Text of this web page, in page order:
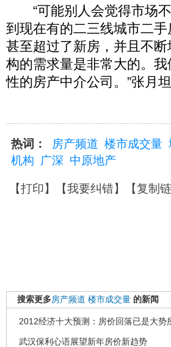
“可能别人会觉得市场不
到现在有的二三线城市二
甚至超过了新房，并且不
构的需求量是非常大的。
性的房产中介公司。”张月坦
热词： 房产频道 楼市成交量
机构
广深 中原地产
【打印】【我要纠错】【复制
搜索更多房产频道 楼市成交量 的新闻
2012经济十大预测：房价回落已是大势
武汉保利心语展望新年房价新趋势